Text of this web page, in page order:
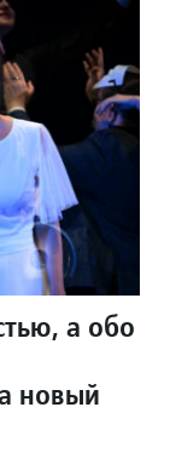
а обо
новый